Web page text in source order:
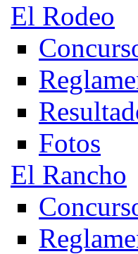
El Rodeo
Fotos
El Rancho